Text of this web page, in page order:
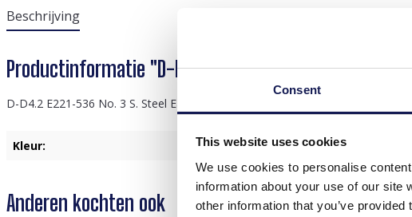
Consent
This website uses cookies
We use cookies to personalise
information about your use of our site
other information that you’ve
Beschrijving
Productinformatie "D-D4.2 E221-536 No. 3 S. Steel
D-D4.2 E221-536 No. 3 S. Steel Earrings 6.5x3.5cm Purple
Kleur: Paars
Anderen kochten ook